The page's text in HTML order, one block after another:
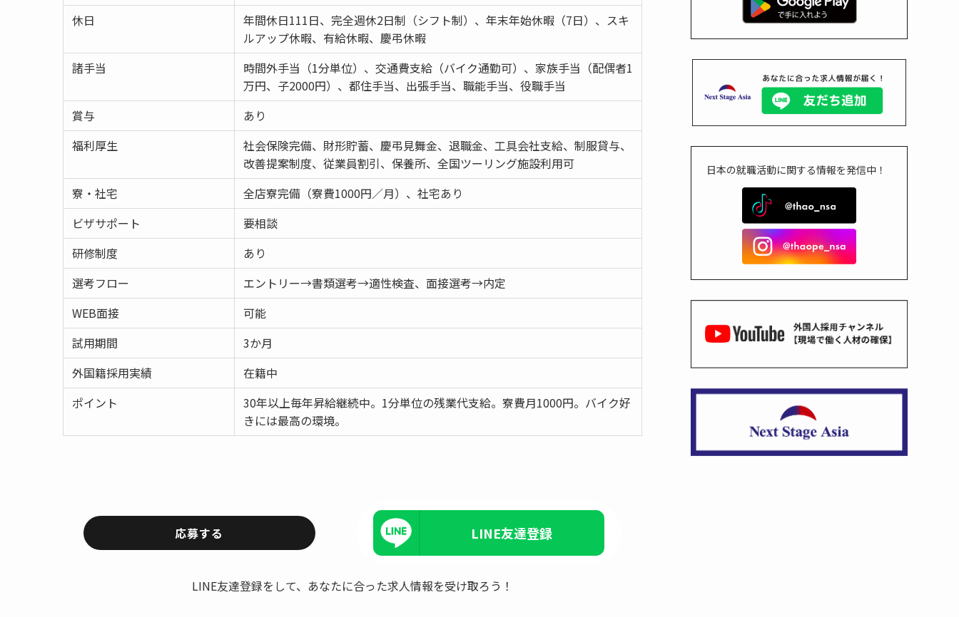
休日
年間休日111日、完全週休2日制（シフト制）、年末年始休暇（7日）、スキ
ルアップ休暇、有給休暇、慶弔休暇
諸手当
時間外手当（1分単位）、交通費支給（バイク通勤可）、家族手当（配偶者1
万円、子2000円）、都住手当、出張手当、職能手当、役職手当
賞与
あり
福利厚生
社会保険完備、財形貯蓄、慶弔見舞金、退職金、工具会社支給、制服貸与、
改善提案制度、従業員割引、保養所、全国ツーリング施設利用可
寮・社宅
全店寮完備（寮費1000円／月）、社宅あり
ビザサポート
要相談
研修制度
あり
選考フロー
エントリー→書類選考→適性検査、面接選考→内定
WEB面接
可能
試用期間
3か月
外国籍採用実績
在籍中
ポイント
30年以上毎年昇給継続中。1分単位の残業代支給。寮費月1000円。バイク好
きには最高の環境。
応募する LINE友達登録
LINE友達登録をして、あなたに合った求人情報を受け取ろう！
日本の就職活動に関する情報を発信中！